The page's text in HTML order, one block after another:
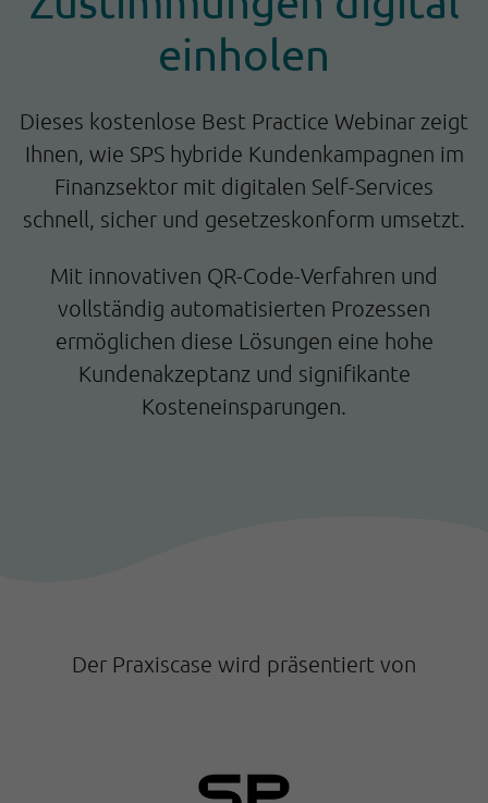
einholen
Dieses kostenlose Best Practice Webinar zeigt
Ihnen, wie SPS hybride Kundenkampagnen im
Finanzsektor mit digitalen Self-Services
schnell, sicher und gesetzeskonform umsetzt.
Mit innovativen QR-Code-Verfahren und
vollständig automatisierten Prozessen
ermöglichen diese Lösungen eine hohe
Kundenakzeptanz und signifikante
Kosteneinsparungen.
Der Praxiscase wird präsentiert von